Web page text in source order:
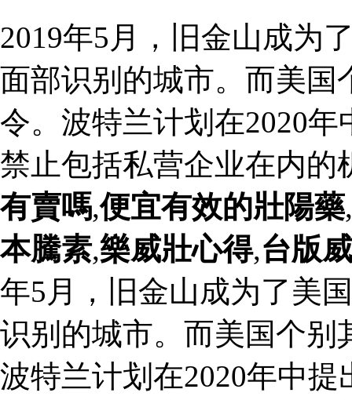
2019年5月，旧金山成为
面部识别的城市。而美国
令。波特兰计划在2020
禁止包括私营企业在内
有賣嗎,便宜有效的壯陽藥,
本騰素,樂威壯心得,台版
年5月，旧金山成为了美
识别的城市。而美国个别
波特兰计划在2020年中